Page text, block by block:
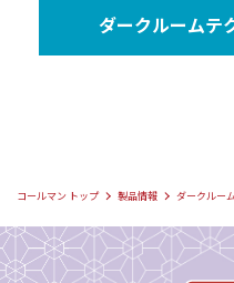
ダークルームテ
コールマン トップ 製品情報 ダークルー